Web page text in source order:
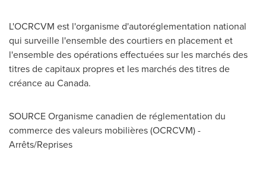
L'OCRCVM est l'organisme d'autoréglementation national
qui surveille l'ensemble des courtiers en placement et
l'ensemble des opérations effectuées sur les marchés des
titres de capitaux propres et les marchés des titres de
créance au Canada.
SOURCE Organisme canadien de réglementation du
commerce des valeurs mobilières (OCRCVM) -
Arrêts/Reprises